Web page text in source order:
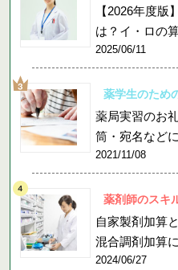
【2026年度版
は？イ・ロの
2025/06/11
薬学生のため
薬局実習のお
筒・宛名など
2021/11/08
薬剤師のスキ
自家製剤加算
混合調剤加算
2024/06/27